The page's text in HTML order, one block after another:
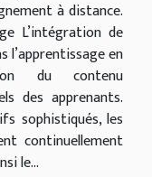
à distance.
L’intégration de
l’apprentissage en
du contenu
des apprenants.
sophistiqués, les
continuellement
le...